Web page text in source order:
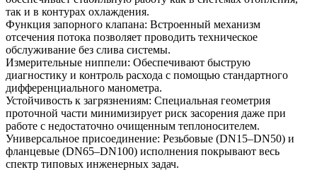
так и в контурах охлаждения.
Функция запорного клапана: Встроенный механизм
отсечения потока позволяет проводить техническое
обслуживание без слива системы.
Измерительные ниппели: Обеспечивают быструю
диагностику и контроль расхода с помощью стандартного
дифференциального манометра.
Устойчивость к загрязнениям: Специальная геометрия
проточной части минимизирует риск засорения даже при
работе с недостаточно очищенным теплоносителем.
Универсальное присоединение: Резьбовые (DN15–DN50) и
фланцевые (DN65–DN100) исполнения покрывают весь
спектр типовых инженерных задач.